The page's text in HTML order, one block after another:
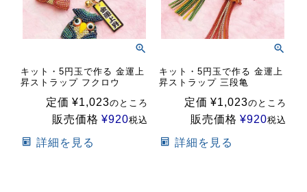
キット・5円玉で作る 金運上
昇ストラップ フクロウ
定価 ¥1,023のところ
販売価格 ¥920税込
詳細を見る
キット・5円玉で作る 金運上
昇ストラップ 三段亀
定価 ¥1,023のところ
販売価格 ¥920税込
詳細を見る